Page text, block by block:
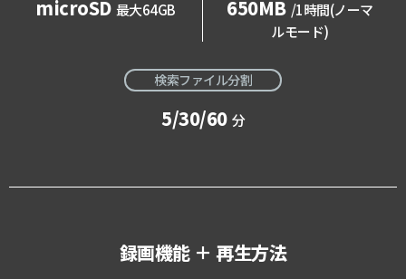
microSD 最大64GB 650MB /1時間(ノーマ
ルモード)
検索ファイル分割
5/30/60 分
録画機能 ＋ 再生方法